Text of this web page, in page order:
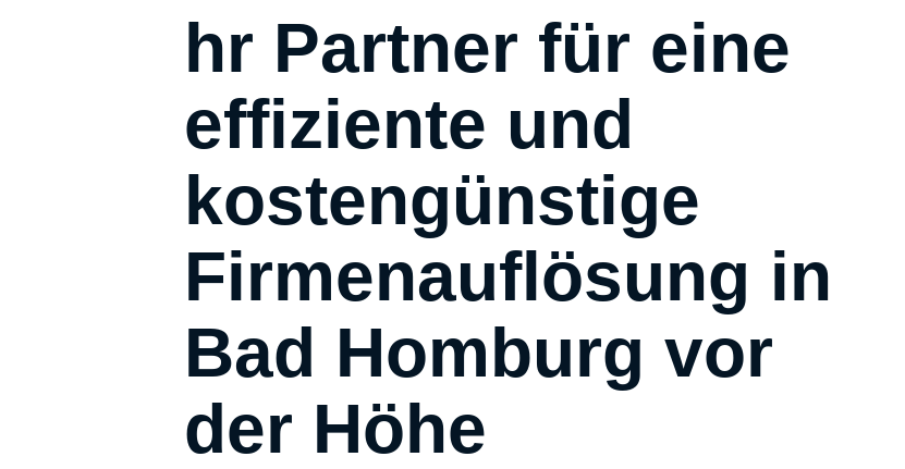
hr Partner für eine
effiziente und
kostengünstige
Firmenauflösung in
Bad Homburg vor
der Höhe